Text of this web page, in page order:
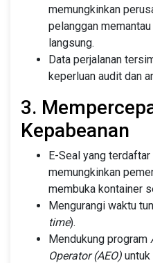
memungkinkan
pelanggan
langsung.
Data perjalanan
keperluan audit dan
3.
Kepabeanan
E-Seal yang
memungkinkan
membuka kontainer
Mengurangi waktu
time).
Mendukung program
Operator (AEO) untuk